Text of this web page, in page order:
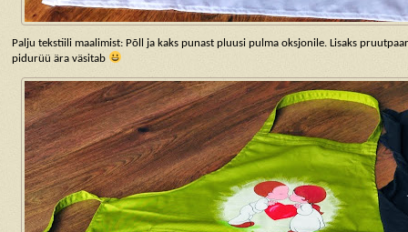
Palju tekstiili maalimist: Põll ja kaks punast pluusi pulma oksjonile. Lisaks
pidurüü ära väsitab